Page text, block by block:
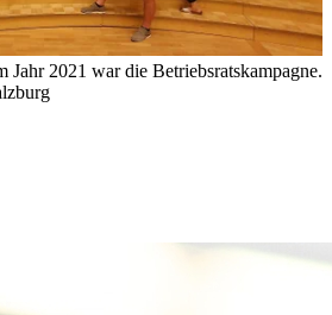
Jahr 2021 war die Betriebsratskampagne.